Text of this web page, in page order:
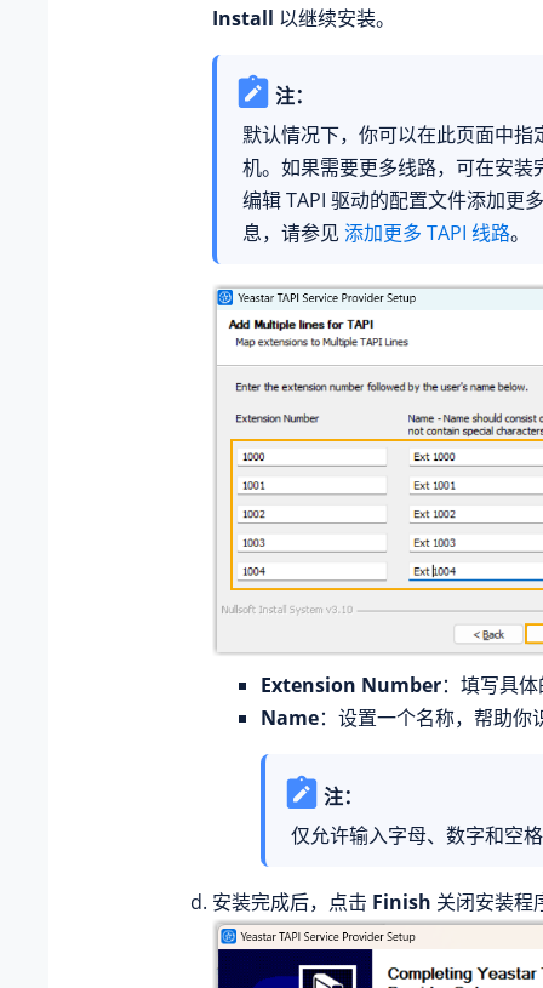
Install 以继续安装。
注：
默认情况下，你可以在此页面中指
机。如果需要更多线路，可在安装
编辑 TAPI 驱动的配置文件添加更
息，请参见 添加更多 TAPI 线路。
Extension Number：填写具
Name：设置一个名称，帮助你
注：
仅允许输入字母、数字和空
安装完成后，点击 Finish 关闭安装程